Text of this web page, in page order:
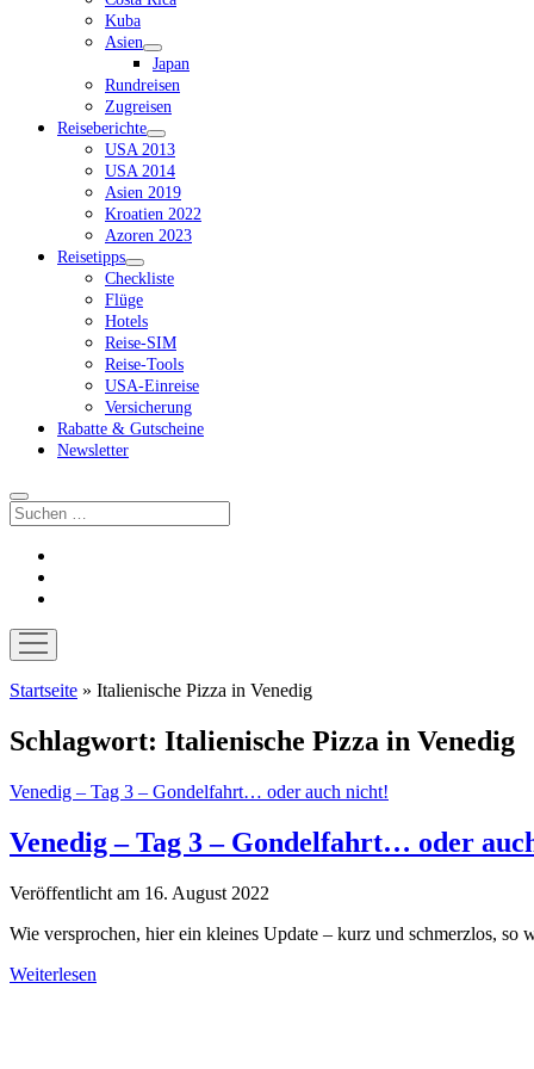
Kuba
Asien
Dropdown-
Menü
öffnen
Japan
Rundreisen
Zugreisen
Reiseberichte
Dropdown-
Menü
öffnen
USA 2013
USA 2014
Asien 2019
Kroatien 2022
Azoren 2023
Reisetipps
Dropdown-
Menü
öffnen
Checkliste
Flüge
Hotels
Reise-SIM
Reise-Tools
USA-Einreise
Versicherung
Rabatte & Gutscheine
Newsletter
Suchen
Menü
öffnen
Startseite » Italienische Pizza in Venedig
Schlagwort: Italienische Pizza in Venedig
Venedig – Tag 3 – Gondelfahrt… oder auch nicht!
Venedig – Tag 3 – Gondelfahrt… oder
Veröffentlicht am 16. August 2022
Wie versprochen, hier ein kleines Update – kurz und schmerzlos,
Weiterlesen